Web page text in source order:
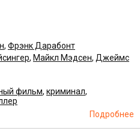
, Фрэнк Дарабонт
, Майкл Мэдсен, Джеймс
фильм, криминал,
Подробнее